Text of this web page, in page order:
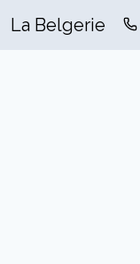
La Belgerie